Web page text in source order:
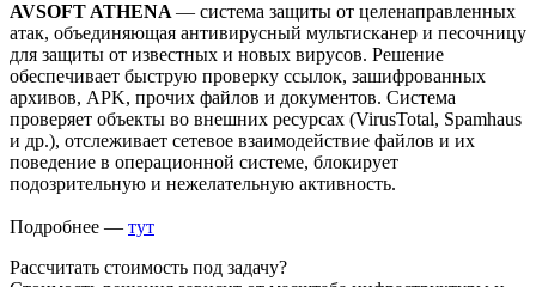
AVSOFT ATHENA— система защиты от целенаправленных
атак, объединяющая антивирусный мультисканер и песочницу
для защиты от известных и новых вирусов. Решение
обеспечивает быструю проверку ссылок, зашифрованных
архивов, APK, прочих файлов и документов. Система
проверяет объекты во внешних ресурсах (VirusTotal, Spamhaus
и др.), отслеживает сетевое взаимодействие файлов и их
поведение в операционной системе, блокирует
подозрительную и нежелательную активность.
Подробнее — тут
Рассчитать стоимость под задачу?